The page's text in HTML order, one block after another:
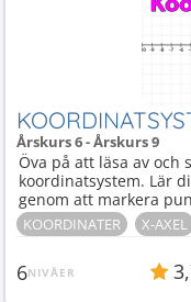
Årskurs 6 - Årskurs 9
Öva på att läsa av
koordinatsystem. Lär
genom att markera
KOORDINATER X-AXEL
6NIVÅER